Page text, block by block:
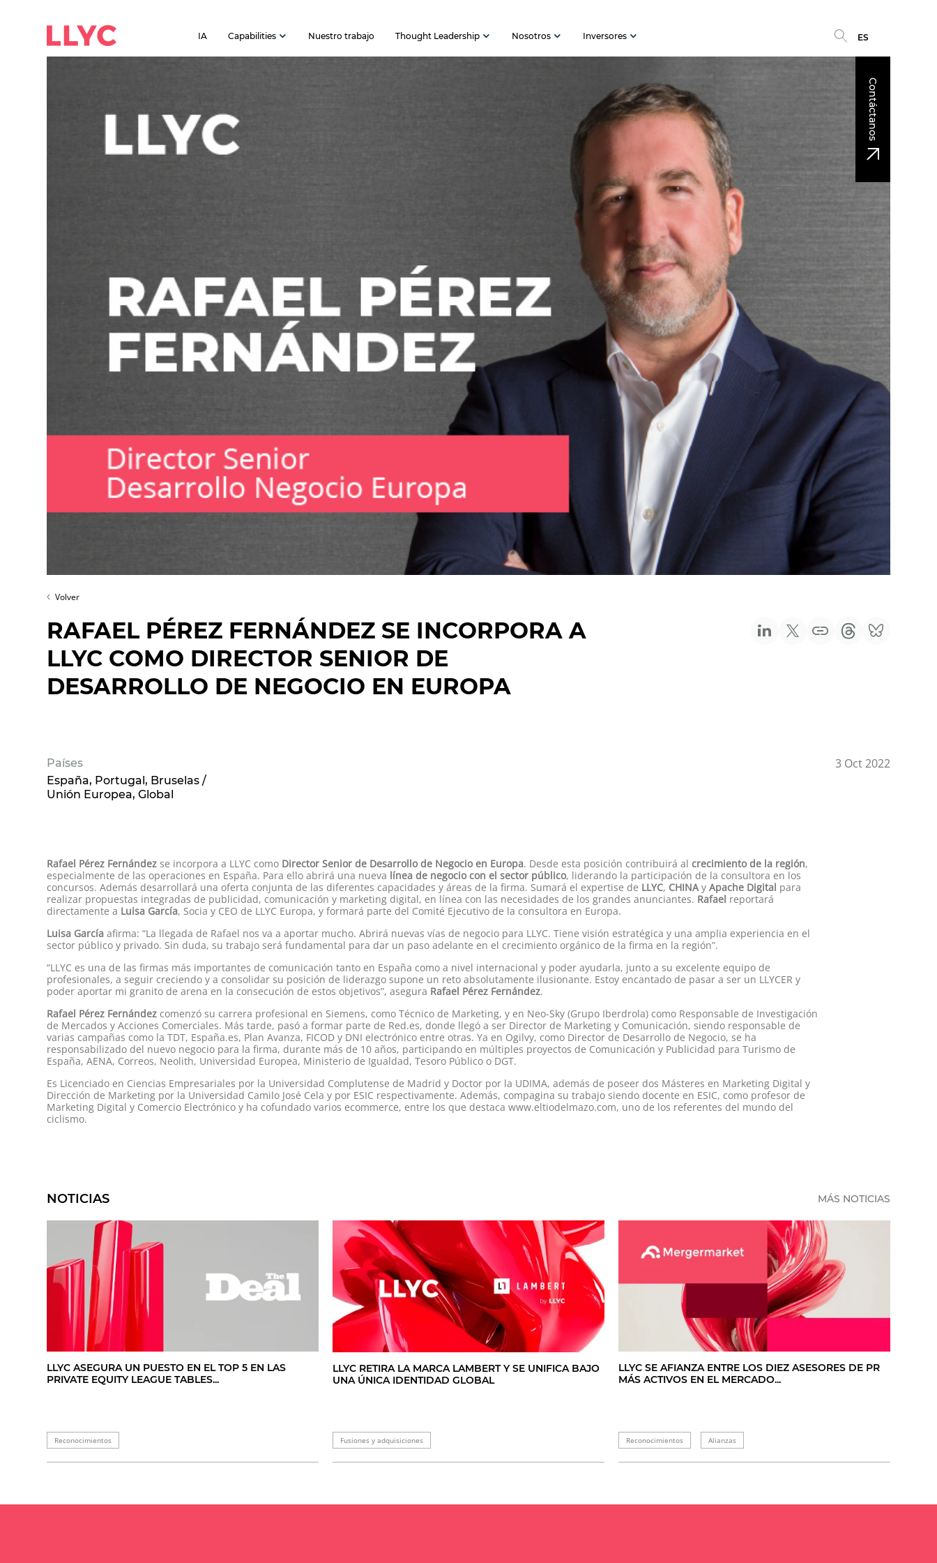
IA Capabilities Nuestro trabajo Thought Leadership Nosotros Inversores ES
Contáctanos
Volver
RAFAEL PÉREZ FERNÁNDEZ SE INCORPORA A
LLYC COMO DIRECTOR SENIOR DE
DESARROLLO DE NEGOCIO EN EUROPA
Países
España Portugal Bruselas /
Unión Europea Global
3 Oct 2022
Rafael Pérez Fernández se incorpora a LLYC como Director Senior de Desarrollo de Negocio en Europa. Desde esta posición contribuirá alcrecimiento de la región,
especialmente de las operaciones en España. Para ello abrirá una nueva línea de negocio con el sector público, liderando la participación de la consultora en los
concursos. Además desarrollará una oferta conjunta de las diferentes capacidades y áreas de la firma. Sumará el expertise de LLYC, CHINA y Apache Digital para
realizar propuestas integradas de publicidad, comunicación y marketing digital, en línea con las necesidades de los grandes anunciantes. Rafael reportará
directamente a Luisa García, Socia y CEO de LLYC Europa, y formará parte del Comité Ejecutivo de la consultora en Europa.
Luisa García afirma: “La llegada de Rafael nos va a aportar mucho. Abrirá nuevas vías de negocio para LLYC. Tiene visión estratégica y una amplia experiencia en el
sector público y privado. Sin duda, su trabajo será fundamental para dar un paso adelante en el crecimiento orgánico de la firma en la región”.
“LLYC es una de las firmas más importantes de comunicación tanto en España como a nivel internacional y poder ayudarla, junto a su excelente equipo de
profesionales, a seguir creciendo y a consolidar su posición de liderazgo supone un reto absolutamente ilusionante. Estoy encantado de pasar a ser un LLYCER y
poder aportar mi granito de arena en la consecución de estos objetivos”, asegura Rafael Pérez Fernández.
Rafael Pérez Fernández comenzó su carrera profesional en Siemens, como Técnico de Marketing, y en Neo-Sky (Grupo Iberdrola) como Responsable de Investigación
de Mercados y Acciones Comerciales. Más tarde, pasó a formar parte de Red.es, donde llegó a ser Director de Marketing y Comunicación, siendo responsable de
varias campañas como la TDT, España.es, Plan Avanza, FICOD y DNI electrónico entre otras. Ya en Ogilvy, como Director de Desarrollo de Negocio, se ha
responsabilizado del nuevo negocio para la firma, durante más de 10 años, participando en múltiples proyectos de Comunicación y Publicidad para Turismo de
España, AENA, Correos, Neolith, Universidad Europea, Ministerio de Igualdad, Tesoro Público o DGT.
Es Licenciado en Ciencias Empresariales por la Universidad Complutense de Madrid y Doctor por la UDIMA, además de poseer dos Másteres en Marketing Digital y
Dirección de Marketing por la Universidad Camilo José Cela y por ESIC respectivamente. Además, compagina su trabajo siendo docente en ESIC, como profesor de
Marketing Digital y Comercio Electrónico y ha cofundado varios ecommerce, entre los que destaca www.eltiodelmazo.com, uno de los referentes del mundo del
ciclismo.
NOTICIAS MÁS NOTICIAS
LLYC ASEGURA UN PUESTO EN EL TOP 5 EN LAS
PRIVATE EQUITY LEAGUE TABLES...
Reconocimientos
LLYC RETIRA LA MARCA LAMBERT Y SE UNIFICA BAJO
UNA ÚNICA IDENTIDAD GLOBAL
Fusiones y adquisiciones
LLYC SE AFIANZA ENTRE LOS DIEZ ASESORES DE PR
MÁS ACTIVOS EN EL MERCADO...
Reconocimientos Alianzas